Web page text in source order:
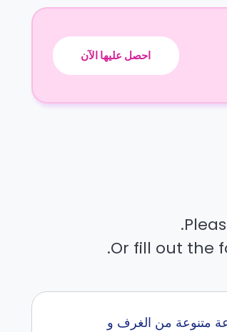
احصل عليها الآن
Or fill out the
من مجموعة متنوعة من الغرف و